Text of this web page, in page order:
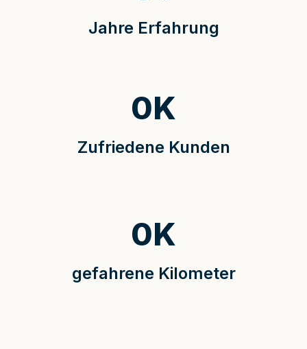
Jahre Erfahrung
Zufriedene Kunden
0K
gefahrene Kilometer
0K